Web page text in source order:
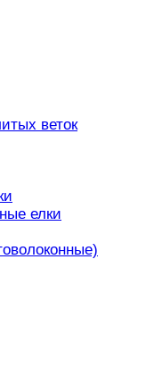
веток
елки